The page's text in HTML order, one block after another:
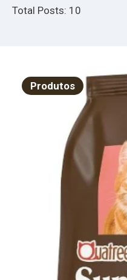
Total Posts: 10
Produtos